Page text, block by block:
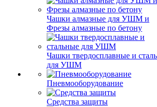
Чашки алмазные для УШМ и
Фрезы алмазные по бетону
Чашки твердосплавные и
для УШМ
Пневмооборудование
Средства защиты